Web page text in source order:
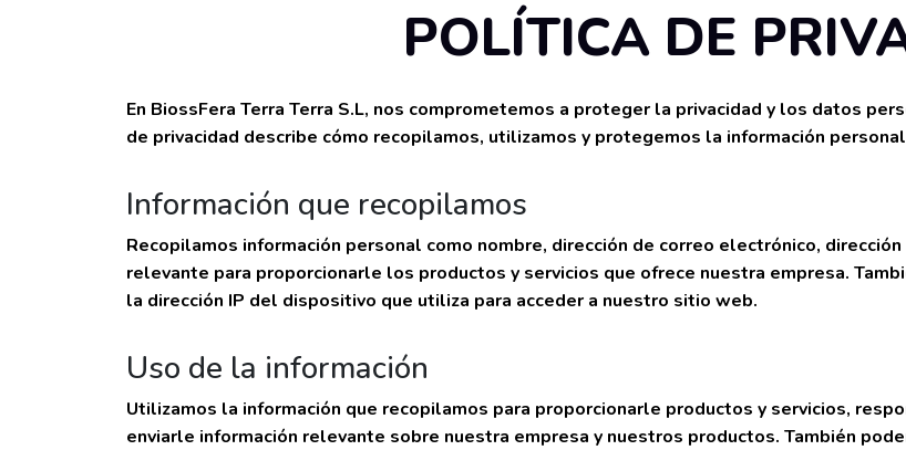
POLÍTICA DE
En BiossFera Terra Terra S.L, nos comprometemos a proteger la privacidad y los datos
de privacidad describe cómo recopilamos, utilizamos y protegemos la información
Información que recopilamos
Recopilamos información personal como nombre, dirección de correo electrónico,
relevante para proporcionarle los productos y servicios que ofrece nuestra empresa.
la dirección IP del dispositivo que utiliza para acceder a nuestro sitio web.
Uso de la información
Utilizamos la información que recopilamos para proporcionarle productos y servicios,
enviarle información relevante sobre nuestra empresa y nuestros productos. También